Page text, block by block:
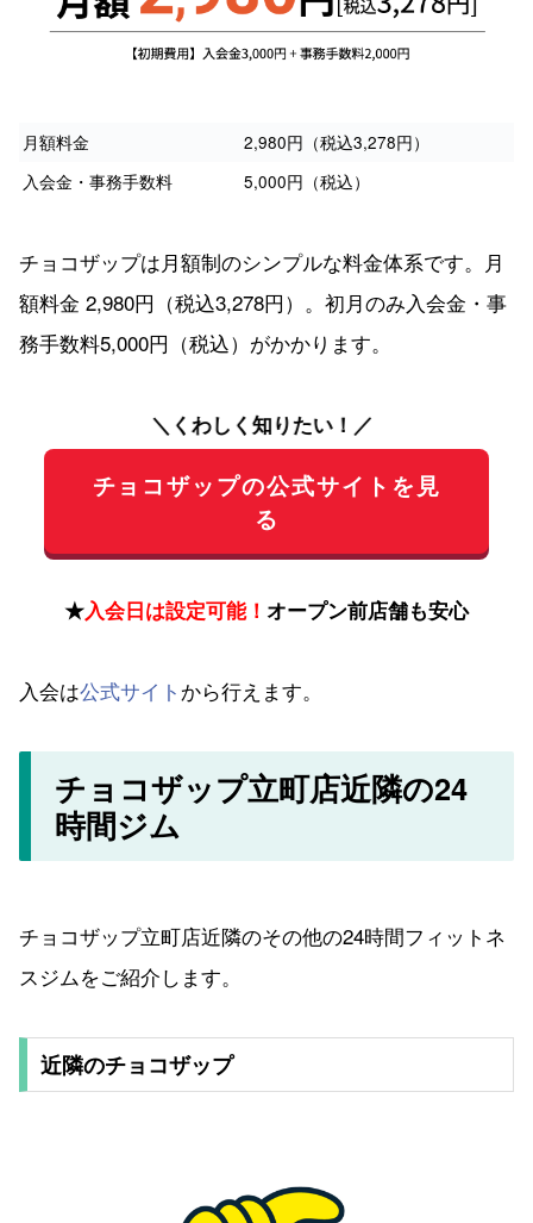
月額料金
2,980円（税込3,278円）
入会金・事務手数料
5,000円（税込）
チョコザップは月額制のシンプルな料金体系です。月
額料金 2,980円（税込3,278円）。初月のみ入会金・事
務手数料5,000円（税込）がかかります。
＼くわしく知りたい！／
チョコザップの公式サイトを見
る
★入会日は設定可能！ オープン前店舗も安心
入会は公式サイト から行えます。
チョコザップ立町店近隣の24
時間ジム
チョコザップ立町店近隣のその他の24時間フィットネ
スジムをご紹介します。
近隣のチョコザップ